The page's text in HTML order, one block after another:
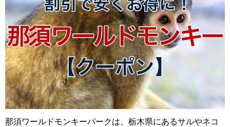
那須ワールドモンキーパークは、栃木県にあるサルやネコ